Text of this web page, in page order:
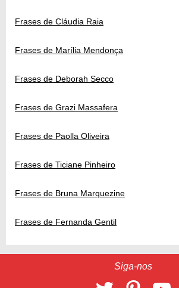
Frases de Cláudia Raia
Frases de Marília Mendonça
Frases de Deborah Secco
Frases de Grazi Massafera
Frases de Paolla Oliveira
Frases de Ticiane Pinheiro
Frases de Bruna Marquezine
Frases de Fernanda Gentil
Siga-nos